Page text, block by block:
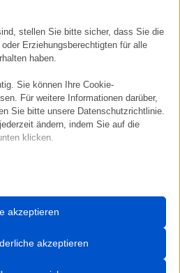
kann oder sollte
Schwangerschaft)
Methode auch dann,
Thema sprechen können,
. Die Arbeit erfolgt, ohne dass
müssen.
keine Trance
Problembeschreibung
stellen Sie bitte sicher, dass Sie die
Erziehungsberechtigten für alle
haben.
Sie können Ihre Cookie-
Für weitere Informationen darüber,
Sie bitte unsere Datenschutzrichtlinie.
ändern, indem Sie auf die
klicken.
ermöglichen grundlegende
akzeptieren
akzeptieren